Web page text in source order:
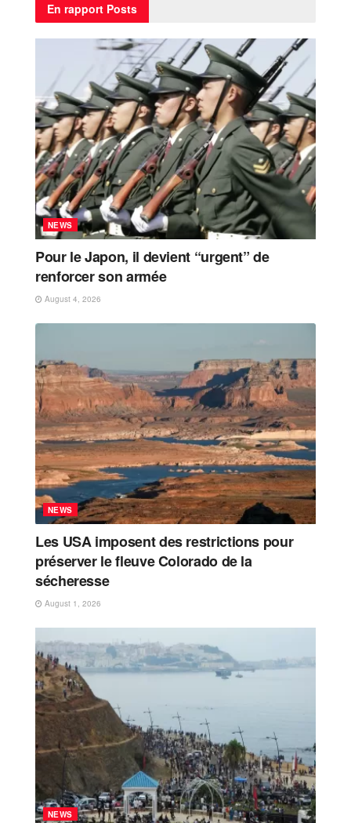
En rapport Posts
NEWS
Pour le Japon, il devient “urgent” de
renforcer son armée
August 4, 2026
NEWS
Les USA imposent des restrictions pour
préserver le fleuve Colorado de la
sécheresse
August 1, 2026
NEWS